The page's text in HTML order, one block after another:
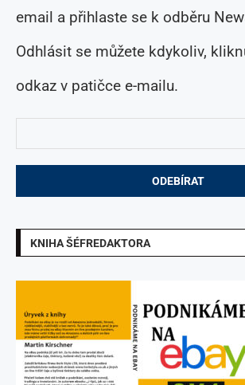
email a přihlaste se k odběru
Odhlásit se můžete kdykoliv,
odkaz v patičce e-mailu.
KNIHA ŠÉFREDAKTORA